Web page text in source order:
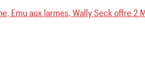
Emu aux larmes, Wally Seck offre 2